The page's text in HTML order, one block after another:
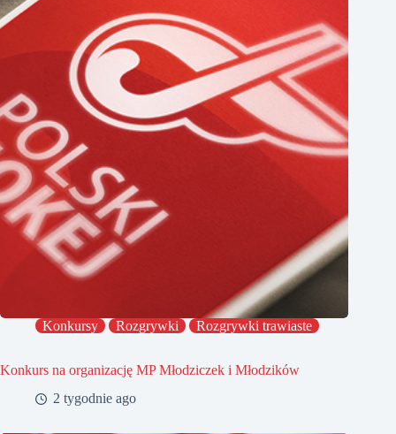
Konkursy Rozgrywki Rozgrywki trawiaste
Konkurs na organizację MP Młodziczek i Młodzików
2 tygodnie ago